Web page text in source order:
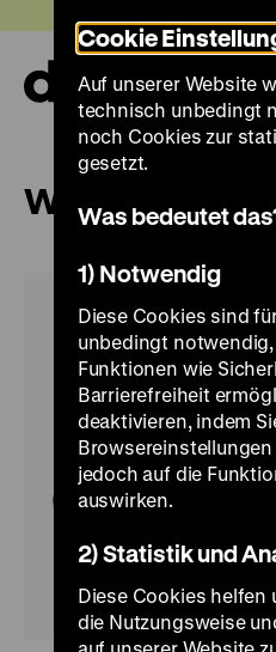
zum
Seiteninhalt
springen
Widerstand
Cookie
Auf unserer Website
technisch unbedingt
noch Cookies zur
gesetzt.
Was bedeutet
1) Notwendig
Diese Cookies sind
unbedingt
Funktionen wie
Barrierefreiheit
deaktivieren, indem
jedoch auf die
auswirken.
2) Statistik und
Diese Cookies helfen
die Nutzungsweise